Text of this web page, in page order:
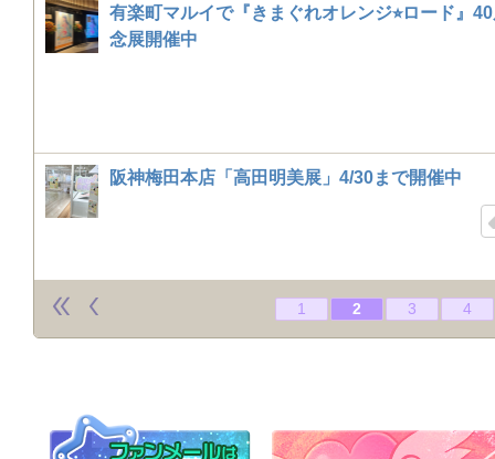
有楽町マルイで『きまぐれオレンジ⭐︎ロード』
念展開催中
阪神梅田本店「高田明美展」4/30まで開催中
1 2 3 4